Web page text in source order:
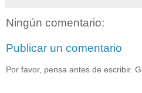
Ningún comentario:
Publicar un comentario
Por favor, pensa antes de escribir.